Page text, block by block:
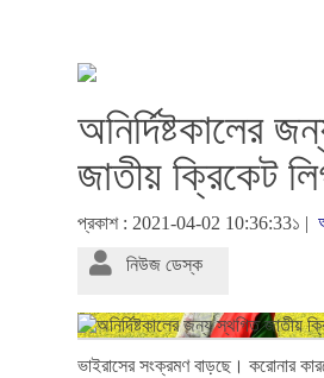
অনির্দিষ্টকালের
জাতীয় ক্রিকেট
প্রকাশ : 2021-04-02 10:36:33১ |
নিউজ ডেস্ক
ভাইরাসের সংক্রমণ বাড়ছে। করোনার